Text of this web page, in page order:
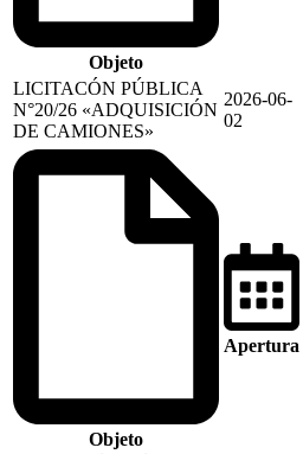
Objeto
LICITACÓN PÚBLICA
N°20/26 «ADQUISICIÓN
DE CAMIONES»
2026-06-
02
Objeto
Apertura